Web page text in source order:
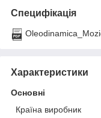
Специфікація
Характеристики
Основні
Країна виробник